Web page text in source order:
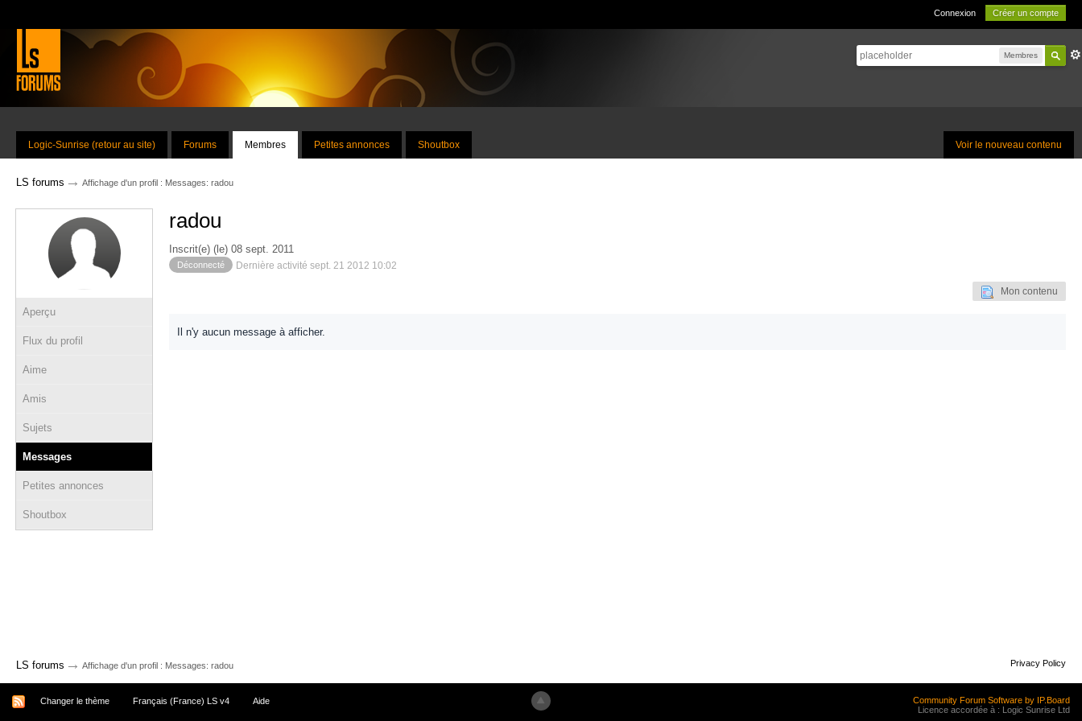
Connexion Créer un compte
Membres
Voir le nouveau contenu
Logic-Sunrise (retour au site) Forums Membres Petites annonces Shoutbox
LS forums → Affichage d'un profil : Messages: radou
Aperçu
Flux du profil
Aime
Amis
Sujets
Messages
Petites annonces
Shoutbox
radou
Inscrit(e) (le) 08 sept. 2011
Déconnecté Dernière activité sept. 21 2012 10:02
Mon contenu
Il n'y aucun message à afficher.
LS forums → Affichage d'un profil : Messages: radou Privacy Policy
Changer le thème Français (France) LS v4 Aide
Community Forum Software by IP.Board
Licence accordée à : Logic Sunrise Ltd